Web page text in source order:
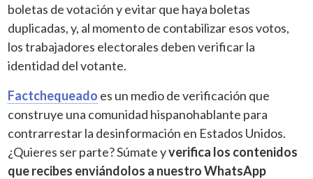
boletas de votación y evitar que haya boletas
duplicadas, y, al momento de contabilizar esos votos,
los trabajadores electorales deben verificar la
identidad del votante.
Factchequeado es un medio de verificación que
construye una comunidad hispanohablante para
contrarrestar la desinformación en Estados Unidos.
¿Quieres ser parte? Súmate yverifica los contenidos
que recibes enviándolos a nuestro WhatsApp